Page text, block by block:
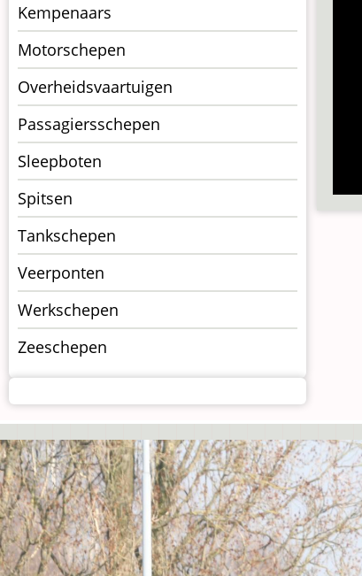
Kempenaars
Motorschepen
Overheidsvaartuigen
Passagiersschepen
Sleepboten
Spitsen
Tankschepen
Veerponten
Werkschepen
Zeeschepen